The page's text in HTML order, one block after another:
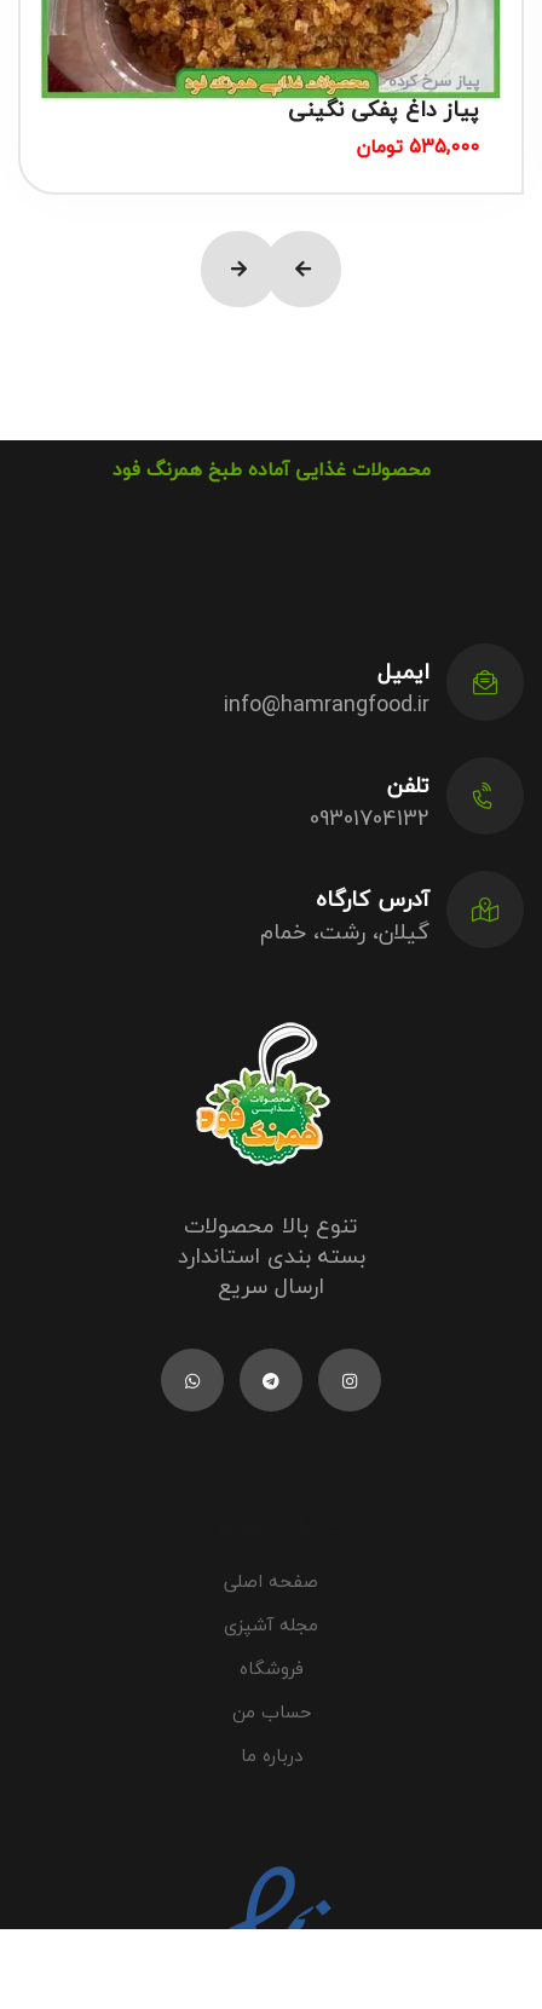
پیاز سرخ کرده
پیاز داغ پفکی نگینی
535,000تومان
محصولات غذایی آماده طبخ همرنگ فود
ایمیل
info@hamrangfood.ir
تلفن
09301704132
آدرس کارگاه
گیلان، رشت، خمام
تنوع بالا محصولات
بسته بندی استاندارد
ارسال سریع
صفحه اصلی
مجله آشپزی
فروشگاه
حساب من
درباره ما